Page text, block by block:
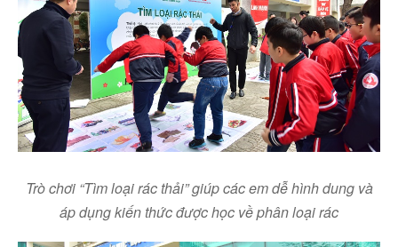
Trò chơi “Tìm loại rác thải” giúp các em dễ hình dung và
áp dụng kiến thức được học về phân loại rác